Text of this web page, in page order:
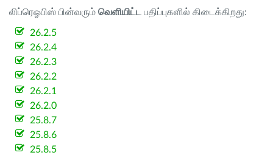
லிப்ரெஓபிஸ் பின்வரும் வெளியிட்ட பதிப்புகளில் கிடைக்கிறது:
26.2.5
26.2.4
26.2.3
26.2.2
26.2.1
26.2.0
25.8.7
25.8.6
25.8.5